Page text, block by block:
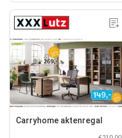
Carryhome aktenregal